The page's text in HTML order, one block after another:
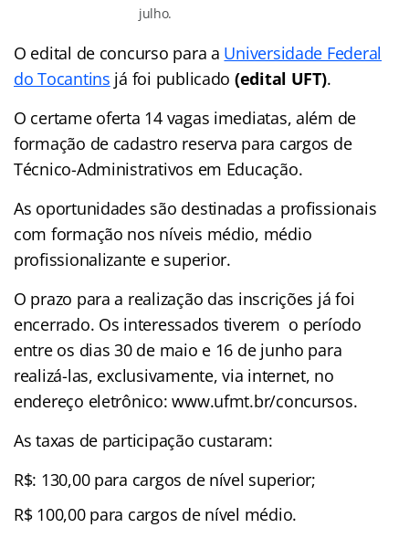
julho.
O edital de concurso para a Universidade Federal
do Tocantins já foi publicado (edital UFT).
O certame oferta 14 vagas imediatas, além de
formação de cadastro reserva para cargos de
Técnico-Administrativos em Educação.
As oportunidades são destinadas a profissionais
com formação nos níveis médio, médio
profissionalizante e superior.
O prazo para a realização das inscrições já foi
encerrado. Os interessados tiverem o período
entre os dias 30 de maio e 16 de junho para
realizá-las, exclusivamente, via internet, no
endereço eletrônico: www.ufmt.br/concursos.
As taxas de participação custaram:
R$: 130,00 para cargos de nível superior;
R$ 100,00 para cargos de nível médio.